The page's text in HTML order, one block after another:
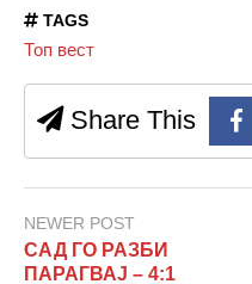
TAGS
Топ вест
Share This
NEWER POST
САД ГО РАЗБИ
ПАРАГВАЈ – 4:1